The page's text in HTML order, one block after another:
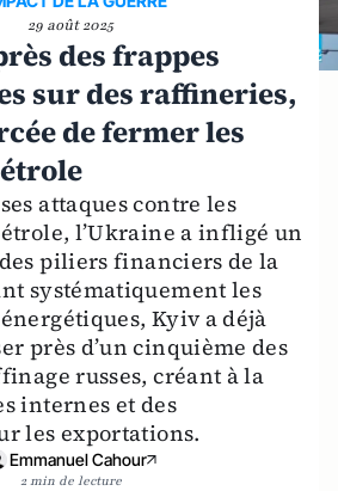
29 août 2025
des frappes
sur des raffineries,
de fermer les
attaques contre les
l’Ukraine a infligé un
piliers financiers de la
systématiquement les
Kyiv a déjà
près d’un cinquième des
russes, créant à la
internes et des
les exportations.
Emmanuel Cahour
2 min de lecture